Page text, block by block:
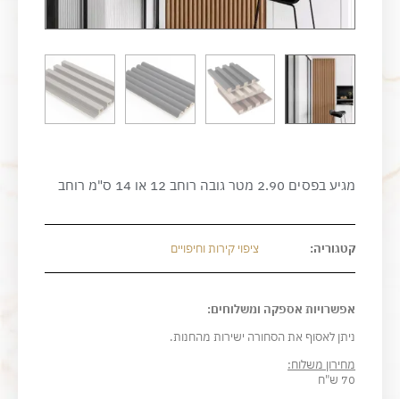
מגיע בפסים 2.90 מטר גובה רוחב 12 או 14 ס"מ רוחב
קטגוריה: ציפוי קירות וחיפויים
אפשרויות אספקה ומשלוחים:
ניתן לאסוף את הסחורה ישירות מהחנות.
מחירון משלוח:
70 ש"ח